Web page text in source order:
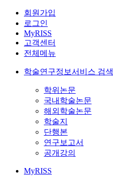
회원가입
로그인
MyRISS
고객센터
전체메뉴
학술연구정보서비스 검색
학위논문
국내학술논문
해외학술논문
학술지
단행본
연구보고서
공개강의
MyRISS